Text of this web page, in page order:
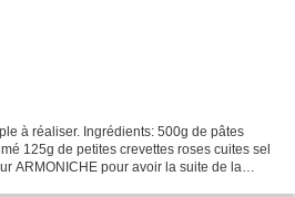
à réaliser. Ingrédients: 500g de pâtes
125g de petites crevettes roses cuites sel
ARMONICHE pour avoir la suite de la